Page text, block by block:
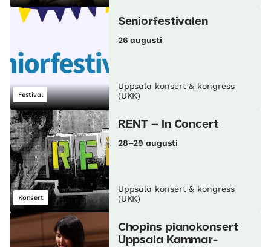
Festival
Seniorfestivalen
26 augusti
Uppsala konsert & kongress
(UKK)
Konsert
RENT – In Concert
28–29 augusti
Uppsala konsert & kongress
(UKK)
Chopins pianokonsert
Uppsala Kammar­